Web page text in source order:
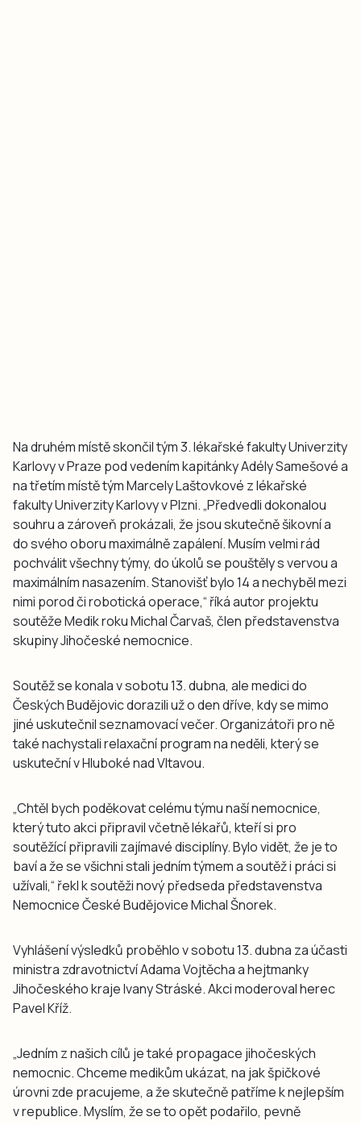
Na druhém místě skončil tým 3. lékařské fakulty Univerzity
Karlovy v Praze pod vedením kapitánky Adély Samešové a
na třetím místě tým Marcely Laštovkové z lékařské
fakulty Univerzity Karlovy v Plzni. „Předvedli dokonalou
souhru a zároveň prokázali, že jsou skutečně šikovní a
do svého oboru maximálně zapálení. Musím velmi rád
pochválit všechny týmy, do úkolů se pouštěly s vervou a
maximálním nasazením. Stanovišť bylo 14 a nechyběl mezi
nimi porod či robotická operace,“ říká autor projektu
soutěže Medik roku Michal Čarvaš, člen představenstva
skupiny Jihočeské nemocnice.
Soutěž se konala v sobotu 13. dubna, ale medici do
Českých Budějovic dorazili už o den dříve, kdy se mimo
jiné uskutečnil seznamovací večer. Organizátoři pro ně
také nachystali relaxační program na neděli, který se
uskuteční v Hluboké nad Vltavou.
„Chtěl bych poděkovat celému týmu naší nemocnice,
který tuto akci připravil včetně lékařů, kteří si pro
soutěžící připravili zajímavé disciplíny. Bylo vidět, že je to
baví a že se všichni stali jedním týmem a soutěž i práci si
užívali,“ řekl k soutěži nový předseda představenstva
Nemocnice České Budějovice Michal Šnorek.
Vyhlášení výsledků proběhlo v sobotu 13. dubna za účasti
ministra zdravotnictví Adama Vojtěcha a hejtmanky
Jihočeského kraje Ivany Stráské. Akci moderoval herec
Pavel Kříž.
„Jedním z našich cílů je také propagace jihočeských
nemocnic. Chceme medikům ukázat, na jak špičkové
úrovni zde pracujeme, a že skutečně patříme k nejlepším
v republice. Myslím, že se to opět podařilo, pevně